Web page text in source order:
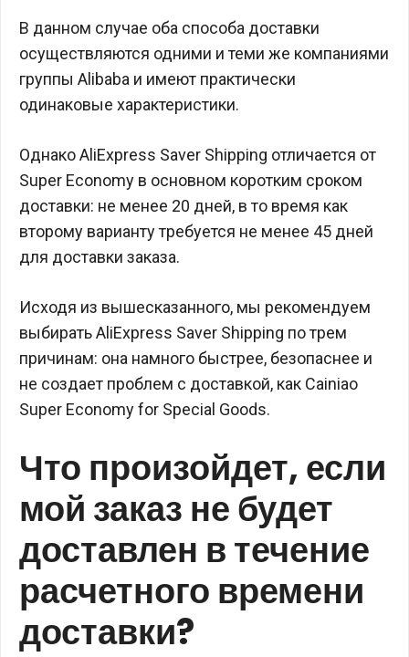
В данном случае оба способа доставки
осуществляются одними и теми же компаниями
группы Alibaba и имеют практически
одинаковые характеристики.
Однако AliExpress Saver Shipping отличается от
Super Economy в основном коротким сроком
доставки: не менее 20 дней, в то время как
второму варианту требуется не менее 45 дней
для доставки заказа.
Исходя из вышесказанного, мы рекомендуем
выбирать AliExpress Saver Shipping по трем
причинам: она намного быстрее, безопаснее и
не создает проблем с доставкой, как Cainiao
Super Economy for Special Goods.
Что произойдет, если
мой заказ не будет
доставлен в течение
расчетного времени
доставки?